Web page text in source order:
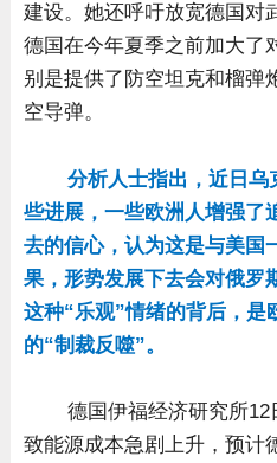
建设。她还呼吁放宽德国对
德国在今年夏季之前加大了
别是提供了防空坦克和榴弹
空导弹。
分析人士指出，近日乌
些进展，一些欧洲人增强了
去的信心，认为这是与美国
果，形势发展下去会对俄罗
这种“乐观”情绪的背后，是
的“制裁反噬”。
德国伊福经济研究所
致能源成本急剧上升，预计